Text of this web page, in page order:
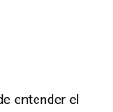
entender el